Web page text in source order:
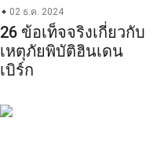
02 ธ.ค. 2024
26 ข้อเท็จจริงเกี่ยวกับ
เหตุภัยพิบัติฮินเดน
เบิร์ก